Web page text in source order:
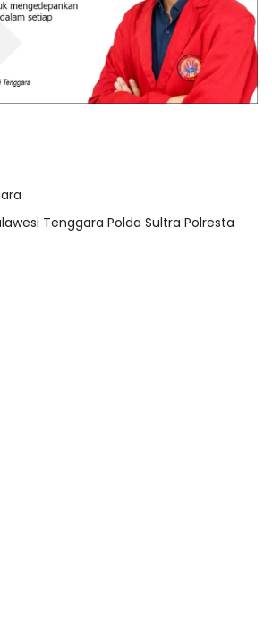
Tenggara Polda Sultra Polresta